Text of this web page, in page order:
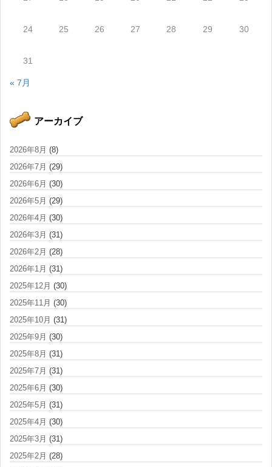
24 25 26 27 28 29 30
31
« 7月
アーカイブ
2026年8月 (8)
2026年7月 (29)
2026年6月 (30)
2026年5月 (29)
2026年4月 (30)
2026年3月 (31)
2026年2月 (28)
2026年1月 (31)
2025年12月 (30)
2025年11月 (30)
2025年10月 (31)
2025年9月 (30)
2025年8月 (31)
2025年7月 (31)
2025年6月 (30)
2025年5月 (31)
2025年4月 (30)
2025年3月 (31)
2025年2月 (28)